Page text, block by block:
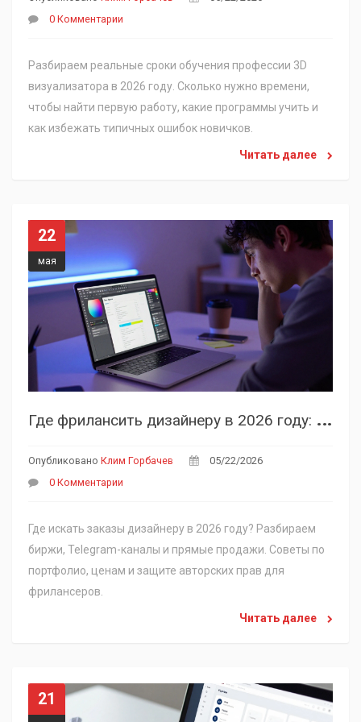
0 Комментарии
Разбираем реальные сроки обучения профессии 3D
визуализатора в 2026 году. Сколько нужно времени,
чтобы найти первую работу, какие программы учить и
как избежать типичных ошибок новичков.
Читать далее
22
мая
Г
де фрилансить дизайнеру в 2026 году: лучшие биржи и стратегии поиска заказов
Опубликовано Клим Горбачев
05/22/2026
0 Комментарии
Где искать заказы дизайнеру в 2026 году? Разбираем
биржи, Telegram-каналы и прямые продажи. Советы по
портфолио, ценам и защите авторских прав для
фрилансеров.
Читать далее
21